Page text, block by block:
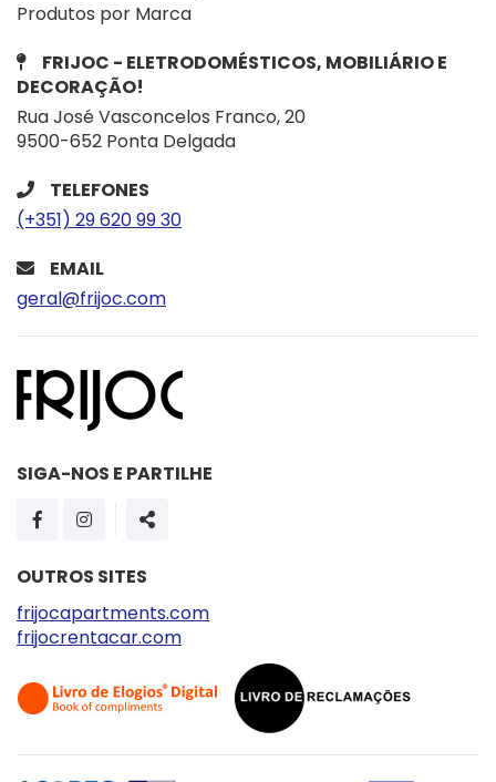
Produtos por Marca
FRIJOC - ELETRODOMÉSTICOS, MOBILIÁRIO E
DECORAÇÃO!
Rua José Vasconcelos Franco, 20
9500-652 Ponta Delgada
TELEFONES
(+351) 29 620 99 30
EMAIL
geral@frijoc.com
SIGA-NOS E PARTILHE
PÁGINA DO FACEBOOK
PÁGINA DO INSTAGRAM
SHARE
OUTROS SITES
frijocapartments.com
frijocrentacar.com